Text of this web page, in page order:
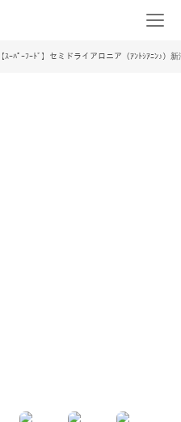
【ｽｰﾊﾟｰﾌｰﾄﾞ】セミドライアロニア（ｱﾝﾄｼｱﾆﾝ♪）